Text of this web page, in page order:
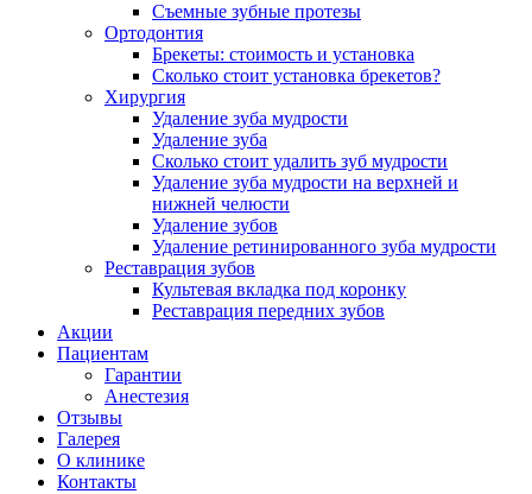
Съемные зубные протезы
Ортодонтия
Брекеты: стоимость и установка
Сколько стоит установка брекетов?
Хирургия
Удаление зуба мудрости
Удаление зуба
Сколько стоит удалить зуб мудрости
Удаление зуба мудрости на верхней и
нижней челюсти
Удаление зубов
Удаление ретинированного зуба мудрости
Реставрация зубов
Культевая вкладка под коронку
Реставрация передних зубов
Акции
Пациентам
Гарантии
Анестезия
Отзывы
Галерея
О клинике
Контакты